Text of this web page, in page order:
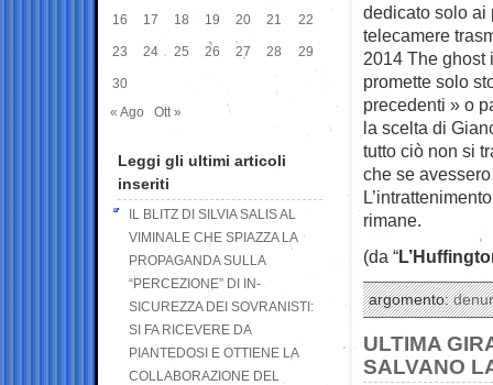
dedicato solo ai
telecamere
2014 The ghost
promette solo
precedenti » o
la scelta di
tutto ciò non si
che se
rimane.
(da “
argomento:
ULTIMA
SALVANO
16 17 18 19 20 21 22
23 24 25 26 27 28 29
30
« Ago
Ott »
Leggi gli ultimi articoli
inseriti
IL BLITZ DI SILVIA SALIS AL
VIMINALE CHE SPIAZZA LA
PROPAGANDA SULLA
“PERCEZIONE” DI IN-
SICUREZZA DEI SOVRANISTI:
SI FA RICEVERE DA
PIANTEDOSI E OTTIENE LA
COLLABORAZIONE DEL